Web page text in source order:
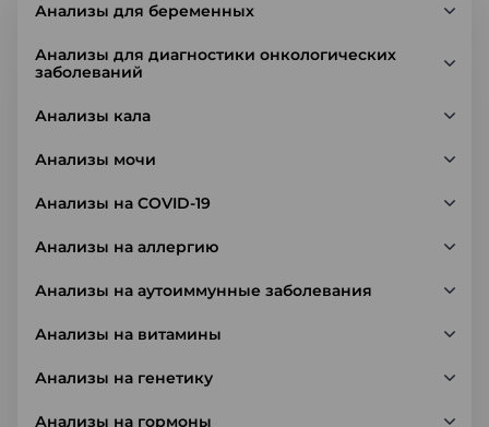
Анализы для беременных
Анализы для диагностики онкологических
заболеваний
Анализы кала
Анализы мочи
Анализы на COVID-19
Анализы на аллергию
Анализы на аутоиммунные заболевания
Анализы на витамины
Анализы на генетику
Анализы на гормоны